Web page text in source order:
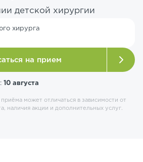
детской хирургии
опытные специалисты,
особенности маленьких
10 августа
хирурга
на прием
может отличаться в зависимости от
наличия акции и дополнительных услуг.